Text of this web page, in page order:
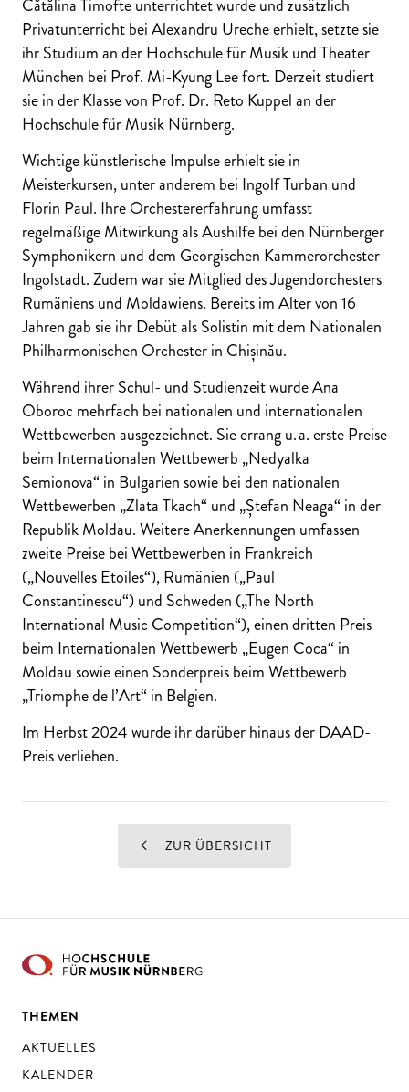
Cătălina Timofte unterrichtet wurde und zusätzlich
Privatunterricht bei Alexandru Ureche erhielt, setzte sie
ihr Studium an der Hochschule für Musik und Theater
München bei Prof. Mi-Kyung Lee fort. Derzeit studiert
sie in der Klasse von Prof. Dr. Reto Kuppel an der
Hochschule für Musik Nürnberg.
Wichtige künstlerische Impulse erhielt sie in
Meisterkursen, unter anderem bei Ingolf Turban und
Florin Paul. Ihre Orchestererfahrung umfasst
regelmäßige Mitwirkung als Aushilfe bei den Nürnberger
Symphonikern und dem Georgischen Kammerorchester
Ingolstadt. Zudem war sie Mitglied des Jugendorchesters
Rumäniens und Moldawiens. Bereits im Alter von 16
Jahren gab sie ihr Debüt als Solistin mit dem Nationalen
Philharmonischen Orchester in Chișinău.
Während ihrer Schul- und Studienzeit wurde Ana
Oboroc mehrfach bei nationalen und internationalen
Wettbewerben ausgezeichnet. Sie errang u. a. erste Preise
beim Internationalen Wettbewerb „Nedyalka
Semionova“ in Bulgarien sowie bei den nationalen
Wettbewerben „Zlata Tkach“ und „Ștefan Neaga“ in der
Republik Moldau. Weitere Anerkennungen umfassen
zweite Preise bei Wettbewerben in Frankreich
(„Nouvelles Etoiles“), Rumänien („Paul
Constantinescu“) und Schweden („The North
International Music Competition“), einen dritten Preis
beim Internationalen Wettbewerb „Eugen Coca“ in
Moldau sowie einen Sonderpreis beim Wettbewerb
„Triomphe de l’Art“ in Belgien.
Im Herbst 2024 wurde ihr darüber hinaus der DAAD-
Preis verliehen.
ZUR ÜBERSICHT
THEMEN
AKTUELLES
KALENDER